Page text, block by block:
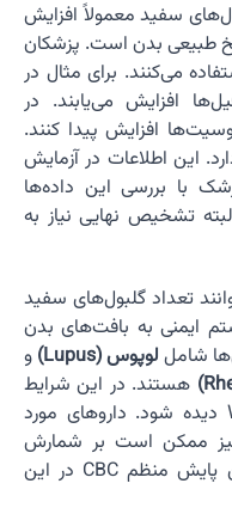
سفید معمولاً افزایش
طبیعی بدن است. پزشکان
می‌کنند. برای مثال در
افزایش می‌یابند. در
افزایش پیدا کنند.
این اطلاعات در آزمایش
با بررسی این داده‌ها
تشخیص نهایی نیاز به
تعداد گلبول‌های سفید
ایمنی به بافت‌های بدن
شامل لوپوس (Lupus)
و
هستند. در این شرایط
ممکن است کاهش یا افزایش WBC دیده شود. داروهای مورد
نیز ممکن است بر شمارش
سلول‌های خون تأثیر بگذارند. بنابراین پایش منظم CBC در این